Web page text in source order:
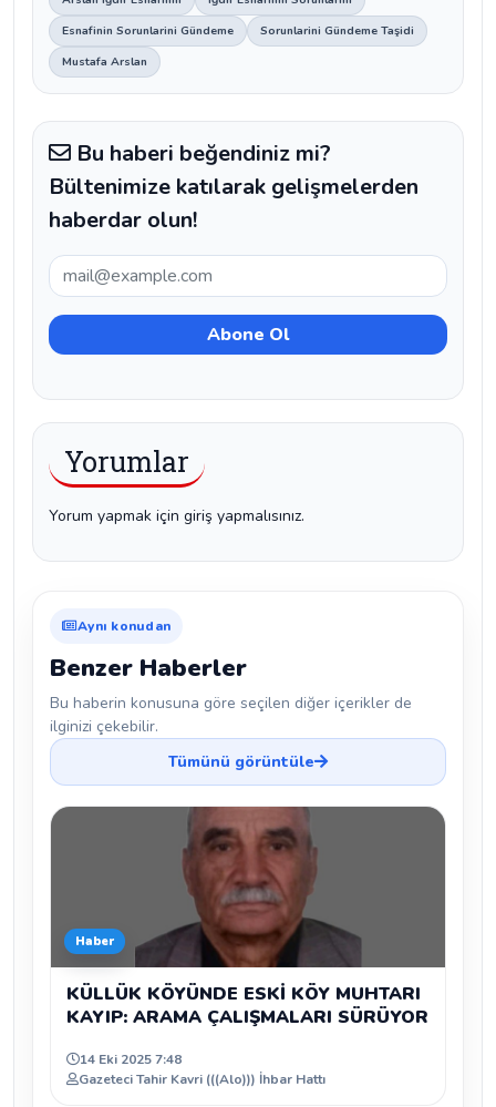
Esnafinin Sorunlarini Gündeme
Sorunlarini Gündeme Taşidi
Mustafa Arslan
Bu haberi beğendiniz mi?
Bültenimize katılarak gelişmelerden
haberdar olun!
Yorumlar
Yorum yapmak için giriş yapmalısınız.
Aynı konudan
Benzer Haberler
Bu haberin konusuna göre seçilen diğer içerikler de
ilginizi çekebilir.
Tümünü görüntüle
Haber
KÜLLÜK KÖYÜNDE ESKİ KÖY MUHTARI
KAYIP: ARAMA ÇALIŞMALARI SÜRÜYOR
14 Eki 2025 7:48
Gazeteci Tahir Kavri (((Alo))) İhbar Hattı